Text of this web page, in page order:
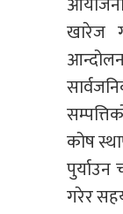
खारेज
कोष
गरेर